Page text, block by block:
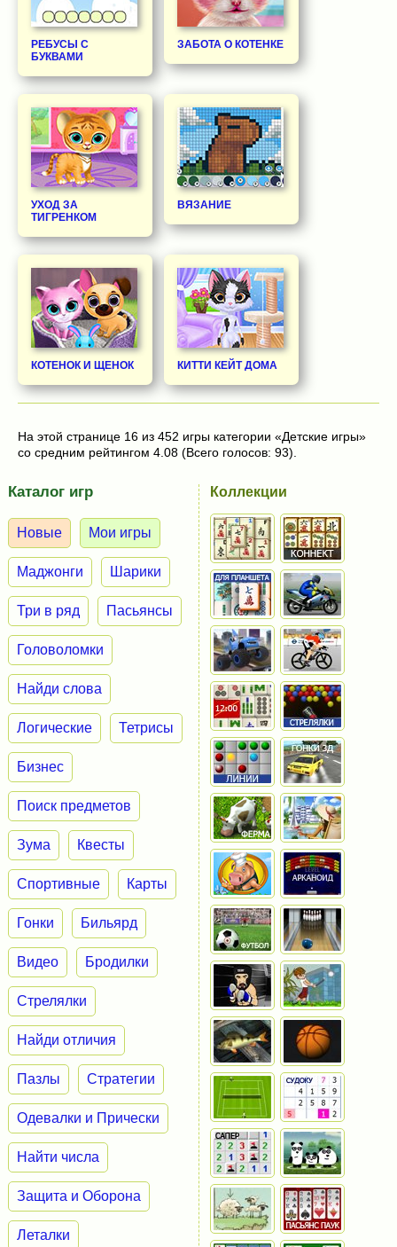
РЕБУСЫ С
БУКВАМИ
ЗАБОТА О КОТЕНКЕ
УХОД ЗА
ТИГРЕНКОМ
ВЯЗАНИЕ
КОТЕНОК И ЩЕНОК КИТТИ КЕЙТ ДОМА
На этой странице 16 из 452 игры категории «Детские игры»
со средним рейтингом 4.08 (Всего голосов: 93).
Каталог игр
Новые Мои игры
Маджонги Шарики
Три в ряд Пасьянсы
Головоломки
Найди слова
Логические Тетрисы
Бизнес
Поиск предметов
Зума Квесты
Спортивные Карты
Гонки Бильярд
Видео Бродилки
Стрелялки
Найди отличия
Пазлы Стратегии
Одевалки и Прически
Найти числа
Защита и Оборона
Леталки
Коллекции